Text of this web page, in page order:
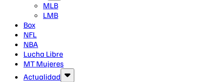
MLB
LMB
Box
NFL
NBA
Lucha Libre
MT Mujeres
Actualidad